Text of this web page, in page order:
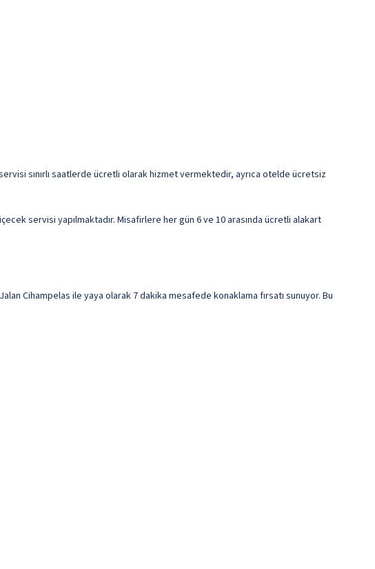
sınırlı saatlerde ücretli olarak hizmet vermektedir, ayrıca otelde ücretsiz
servisi yapılmaktadır. Misafirlere her gün 6 ve 10 arasında ücretli alakart
Cihampelas ile yaya olarak 7 dakika mesafede konaklama fırsatı sunuyor. Bu